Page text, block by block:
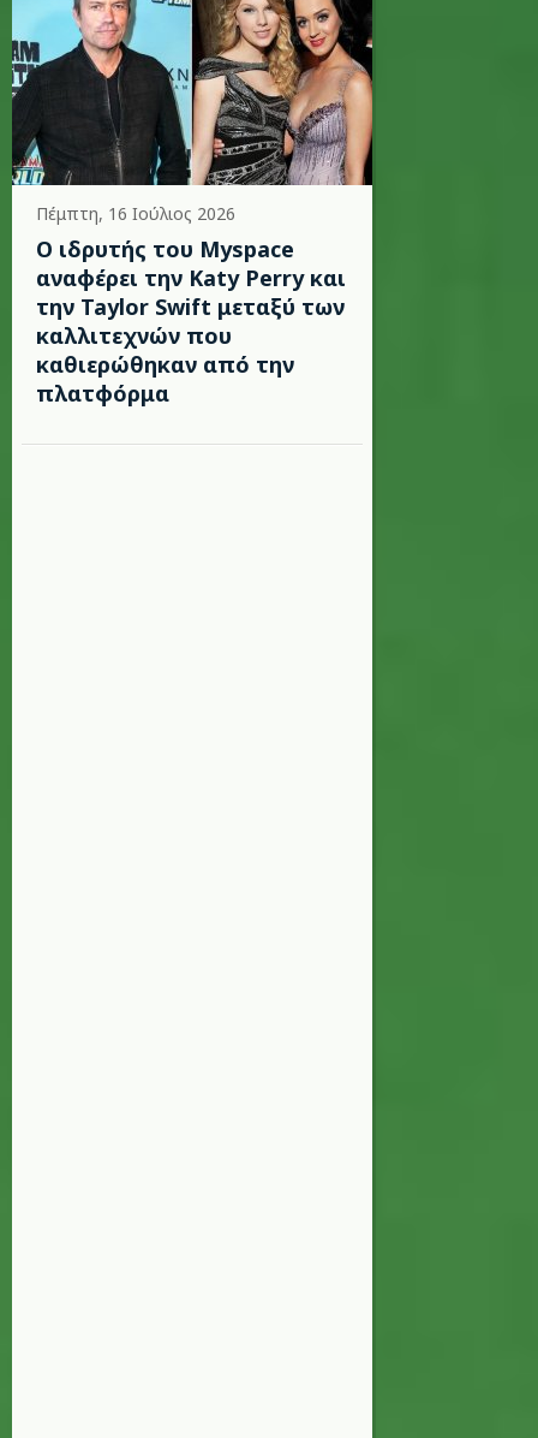
Πέμπτη, 16 Ιούλιος 2026
Ο ιδρυτής του Myspace
αναφέρει την Katy Perry και
την Taylor Swift μεταξύ των
καλλιτεχνών που
καθιερώθηκαν από την
πλατφόρμα